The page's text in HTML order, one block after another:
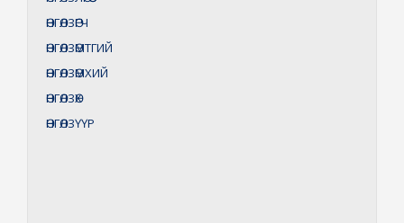
ӨНГӨЛЗӨГЧ
ӨНГӨЛЗӨМТГИЙ
ӨНГӨЛЗӨМХИЙ
ӨНГӨЛЗӨХ
ӨНГӨЛЗҮҮР